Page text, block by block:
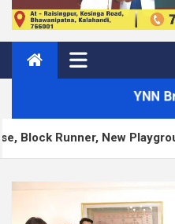
YNN
New Playground UI and